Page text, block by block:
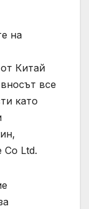
на
Китай
все
като
Co Ltd.